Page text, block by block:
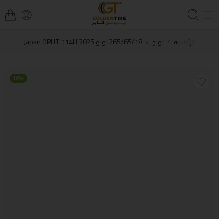
الرئيسية تويو 265/65/18 تويو Japan OPUT 114H 2025
-10%